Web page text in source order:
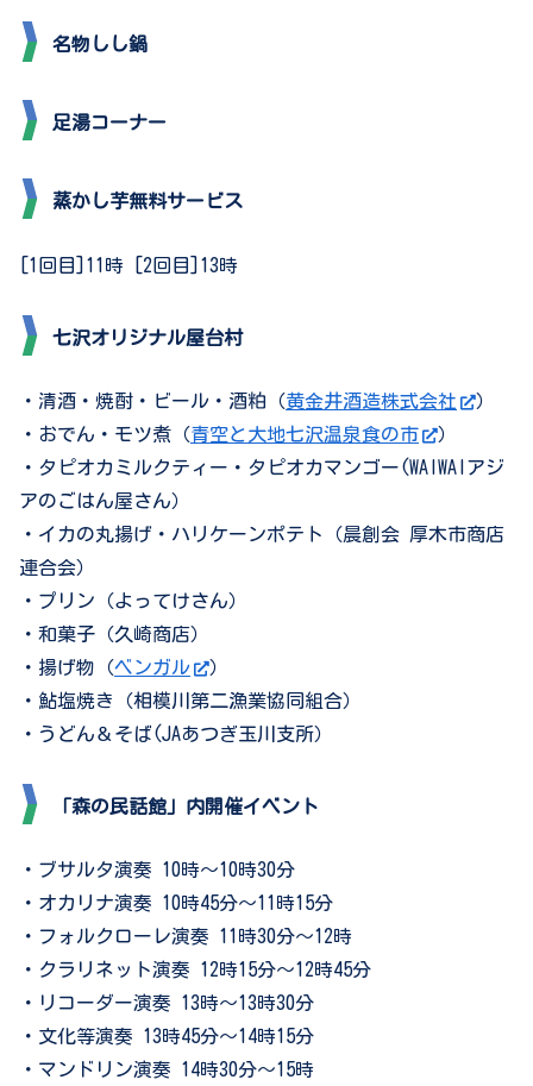
名物しし鍋
足湯コーナー
蒸かし芋無料サービス
[1回目]11時 [2回目]13時
七沢オリジナル屋台村
・清酒・焼酎・ビール・酒粕（黄金井酒造株式会社
）
・おでん・モツ煮（青空と大地七沢温泉食の市
）
・タピオカミルクティー・タピオカマンゴー(WAIWAIアジ
アのごはん屋さん）
・イカの丸揚げ・ハリケーンポテト（晨創会 厚木市商店
連合会）
・プリン（よってけさん）
・和菓子（久崎商店）
・揚げ物（ベンガル
）
・鮎塩焼き（相模川第二漁業協同組合）
・うどん＆そば(JAあつぎ玉川支所）
「森の民話館」内開催イベント
・ブサルタ演奏 10時～10時30分
・オカリナ演奏 10時45分～11時15分
・フォルクローレ演奏 11時30分～12時
・クラリネット演奏 12時15分～12時45分
・リコーダー演奏 13時～13時30分
・文化等演奏 13時45分～14時15分
・マンドリン演奏 14時30分～15時